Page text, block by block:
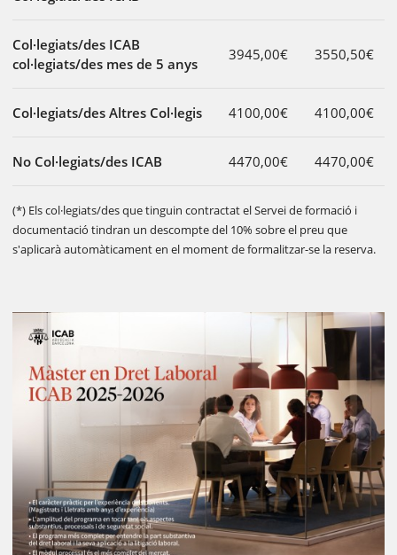
Col·legiats/des ICAB
col·legiats/des mes de 5 anys
3945,00€ 3550,50€
Col·legiats/des Altres Col·legis 4100,00€ 4100,00€
No Col·legiats/des ICAB 4470,00€ 4470,00€
(*) Els col·legiats/des que tinguin contractat el Servei de formació i
documentació tindran un descompte del 10% sobre el preu que
s'aplicarà automàticament en el moment de formalitzar-se la reserva.